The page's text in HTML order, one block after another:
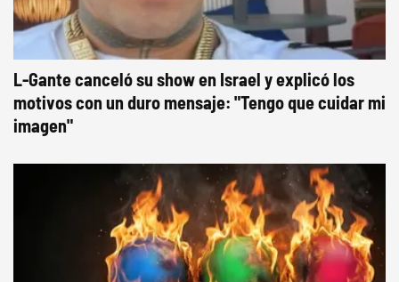
L-Gante canceló su show en Israel y explicó los
motivos con un duro mensaje: "Tengo que cuidar mi
imagen"